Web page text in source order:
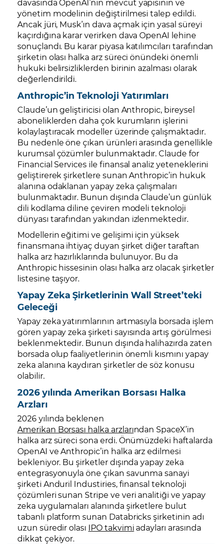
davasında OpenAI’nin mevcut yapısının ve
yönetim modelinin değiştirilmesi talep edildi.
Ancak jüri, Musk’ın dava açmak için yasal süreyi
kaçırdığına karar verirken dava OpenAI lehine
sonuçlandı. Bu karar piyasa katılımcıları tarafından
şirketin olası halka arz süreci önündeki önemli
hukuki belirsizliklerden birinin azalması olarak
değerlendirildi.
Anthropic’in Teknoloji Yatırımları
Claude’un geliştiricisi olan Anthropic, bireysel
aboneliklerden daha çok kurumların işlerini
kolaylaştıracak modeller üzerinde çalışmaktadır.
Bu nedenle öne çıkan ürünleri arasında genellikle
kurumsal çözümler bulunmaktadır. Claude for
Financial Services ile finansal analiz yeteneklerini
geliştirerek şirketlere sunan Anthropic’in hukuk
alanına odaklanan yapay zeka çalışmaları
bulunmaktadır. Bunun dışında Claude’un günlük
dili kodlama diline çeviren modeli teknoloji
dünyası tarafından yakından izlenmektedir.
Modellerin eğitimi ve gelişimi için yüksek
finansmana ihtiyaç duyan şirket diğer taraftan
halka arz hazırlıklarında bulunuyor. Bu da
Anthropic hissesinin olası halka arz olacak şirketler
listesine taşıyor.
Yapay Zeka Şirketlerinin Wall Street’teki
Geleceği
Yapay zeka yatırımlarının artmasıyla borsada işlem
gören yapay zeka şirketi sayısında artış görülmesi
beklenmektedir. Bunun dışında halihazırda zaten
borsada olup faaliyetlerinin önemli kısmını yapay
zeka alanına kaydıran şirketler de söz konusu
olabilir.
2026 yılında Amerikan Borsası Halka
Arzları
2026 yılında beklenen
Amerikan Borsası halka arzlarından SpaceX’in
halka arz süreci sona erdi. Önümüzdeki haftalarda
OpenAI ve Anthropic’in halka arz edilmesi
bekleniyor. Bu şirketler dışında yapay zeka
entegrasyonuyla öne çıkan savunma sanayi
şirketi Anduril Industiries, finansal teknoloji
çözümleri sunan Stripe ve veri analitiği ve yapay
zeka uygulamaları alanında şirketlere bulut
tabanlı platform sunan Databricks şirketinin adı
uzun süredir olası IPO takvimi adayları arasında
dikkat çekiyor.